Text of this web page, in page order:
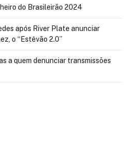
do Brasileirão 2024
após River Plate anunciar
o “Estêvão 2.0”
a quem denunciar transmissões